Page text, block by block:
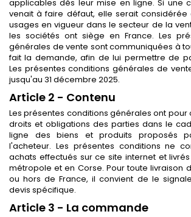
applicables dès leur mise en ligne. Si une
venait à faire défaut, elle serait
usages en vigueur dans le secteur de la
les sociétés ont siège en France. Les
générales de vente sont communiquées à
fait la demande, afin de lui permettre de
Les présentes conditions générales de
jusqu'au 31 décembre 2025.
Article 2 - Contenu
Les présentes conditions générales ont pour
droits et obligations des parties dans le
ligne des biens et produits proposés
l'acheteur. Les présentes conditions ne
achats effectués sur ce site internet et
métropole et en Corse. Pour toute livraison
ou hors de France, il convient de le
devis spécifique.
Article 3 - La commande